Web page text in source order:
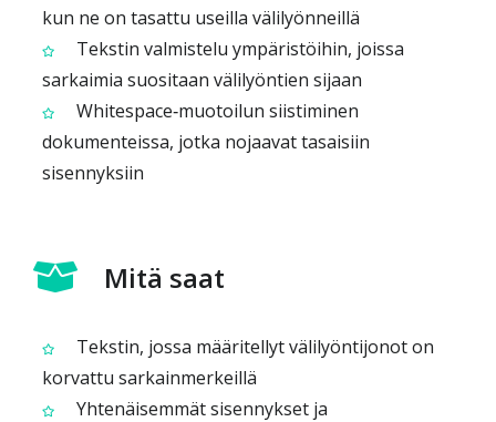
kun ne on tasattu useilla välilyönneillä
Tekstin valmistelu ympäristöihin, joissa
sarkaimia suositaan välilyöntien sijaan
Whitespace‑muotoilun siistiminen
dokumenteissa, jotka nojaavat tasaisiin
sisennyksiin
Mitä saat
Tekstin, jossa määritellyt välilyöntijonot on
korvattu sarkainmerkeillä
Yhtenäisemmät sisennykset ja